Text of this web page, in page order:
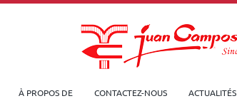
À PROPOS DE CONTACTEZ-NOUS ACTUALITÉS